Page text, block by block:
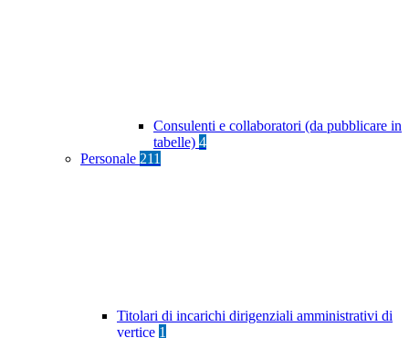
Consulenti e collaboratori (da pubblicare in
tabelle) 4
Personale 211
Titolari di incarichi dirigenziali amministrativi di
vertice 1